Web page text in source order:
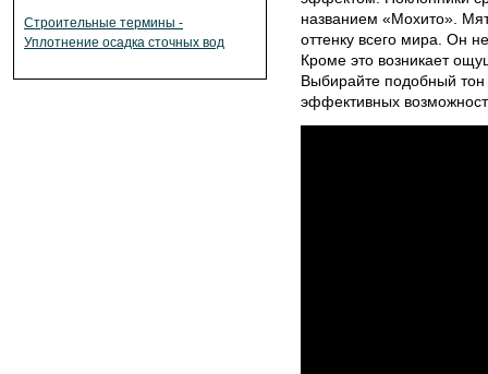
Строительные термины -
Уплотнение осадка сточных вод
названием «Мохито».
оттенку всего мира. Он
Кроме это возникает
Выбирайте подобный
эффективных